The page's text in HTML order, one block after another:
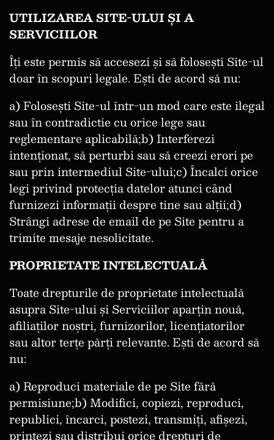
UTILIZAREA SITE-ULUI ȘI A
SERVICIILOR
Îți este permis să accesezi și să folosești Site-ul
doar în scopuri legale. Ești de acord să nu:
a) Folosești Site-ul într-un mod care este ilegal
sau în contradictie cu orice lege sau
reglementare aplicabilă;b) Interferezi
intenționat, să perturbi sau să creezi erori pe
sau prin intermediul Site-ului;c) Încalci orice
legi privind protecția datelor atunci când
furnizezi informații despre tine sau alții;d)
Strângi adrese de email de pe Site pentru a
trimite mesaje nesolicitate.
PROPRIETATE INTELECTUALĂ
Toate drepturile de proprietate intelectuală
asupra Site-ului și Serviciilor aparțin nouă,
afiliaților noștri, furnizorilor, licențiatorilor
sau altor terțe părți relevante. Ești de acord să
nu:
a) Reproduci materiale de pe Site fără
permisiune;b) Modifici, copiezi, reproduci,
republici, încarci, postezi, transmiți, afișezi,
printezi sau distribui orice drepturi de